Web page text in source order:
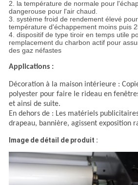
2. la température de normale pour
dangerouse pour l'air chaud.
3. système froid de rendement élevé
température d'échappement moins puis
4. dispositif de type tiroir en temps utile
remplacement du charbon actif pour
des gaz néfastes
Applications :
Décoration à la maison intérieure :
polyester pour faire le rideau en
et ainsi de suite.
En dehors de : Les matériels
drapeau, bannière, agissent exposition
Image de détail de produit :